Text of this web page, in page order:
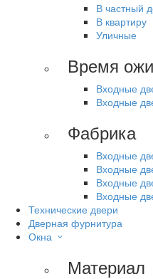
В частный
В квартиру
Уличные
Время
Входные
Входные
Фабрика
Входные
Входные
Входные
Входные
Технические двери
Дверная фурнитура
Окна
Материал